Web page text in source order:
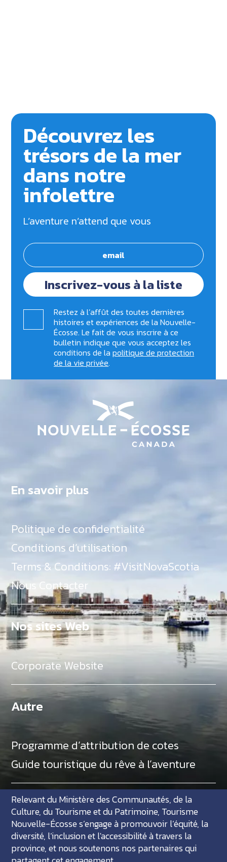
Découvrez les
trésors de la mer
dans notre
infolettre
L’aventure n’attend que vous
Inscrivez-vous à la liste
Restez à l’affût des toutes dernières
histoires et expériences de la Nouvelle-
Écosse. Le fait de vous inscrire à ce
bulletin indique que vous acceptez les
conditions de lapolitique de protection
de la vie privée.
En savoir plus
Politique de confidentialité
Conditions d’utilisation
Terms & Conditions: #VisitNovaScotia
Nous Contacter
Nos sites Web
Corporate Website
Autre
Programme d’attribution de cotes
Guide touristique du rêve à l’aventure
Relevant du Ministère des Communautés, de la
Culture, du Tourisme et du Patrimoine, Tourisme
Nouvelle-Écosse s’engage à promouvoir l’équité, la
diversité, l’inclusion et l'accessibilité à travers la
province, et nous soutenons nos partenaires qui